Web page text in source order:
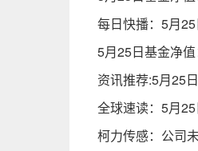
每日快播：5月
5月25日基金净
资讯推荐:5月25
全球速读：5月
柯力传感：公司